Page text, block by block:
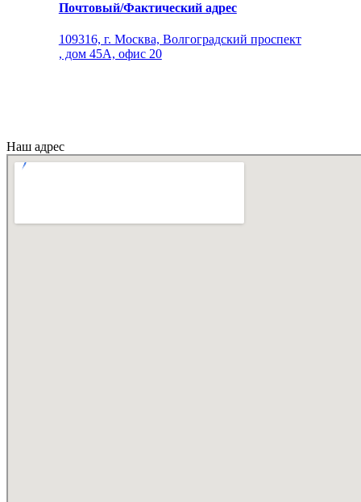
Почтовый/Фактический адрес
109316, г. Москва, Волгоградский проспект
, дом 45А, офис 20
Наш адрес